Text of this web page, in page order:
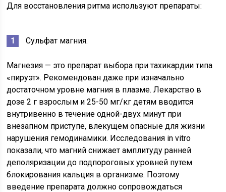
Для восстановления ритма используют препараты:
Сульфат магния.
Магнезия — это препарат выбора при тахикардии типа
«пируэт». Рекомендован даже при изначально
достаточном уровне магния в плазме. Лекарство в
дозе 2 г взрослым и 25-50 мг/кг детям вводится
внутривенно в течение одной-двух минут при
внезапном приступе, влекущем опасные для жизни
нарушения гемодинамики. Исследования in vitro
показали, что магний снижает амплитуду ранней
деполяризации до подпороговых уровней путем
блокирования кальция в организме. Поэтому
введение препарата должно сопровождаться